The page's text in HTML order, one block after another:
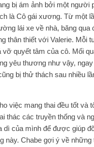
bị ám ảnh bởi một người
là Cô gái xương. Từ một
lái xe về nhà, băng qua
thân thiết với Valerie. Mỗi
vỡ quyết tâm của cô. Mối
yêu thương như vậy,
bị thử thách sau nhiều
việc mang thai đều tốt và
thác các truyền thống và
dì của mình để được giúp
này. Chabe gợi ý về những